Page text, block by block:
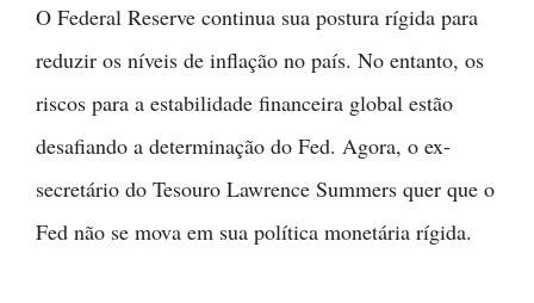
O Federal Reserve continua sua postura rígida para
reduzir os níveis de inflação no país. No entanto, os
riscos para a estabilidade financeira global estão
desafiando a determinação do Fed. Agora, o ex-
secretário do Tesouro Lawrence Summers quer que o
Fed não se mova em sua política monetária rígida.